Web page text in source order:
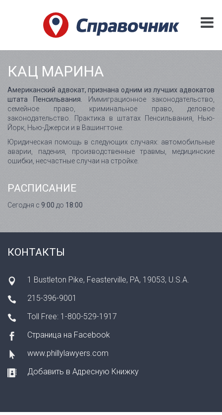
КАЦ МАРИНА
Американский адвокат, признана одним из лучших адвокатов
штата Пенсильвания.
Иммиграционное законодательство,
семейное право, криминальное право, деловое
законодательство. Практика в штатах Пенсильвания, Нью-
Йорк, Нью-Джерси и в Вашингтоне.
Юридическая помощь в следующих случаях: автомобильные
аварии, падения, производственные травмы, медицинские
ошибки, несчастные случаи на стройке.
РАСПИСАНИЕ
Сегодня с 9:00 до 18:00
КОНТАКТЫ
1 Bustleton Pike, Feasterville, PA, 19053, U.S.A.
215-396-9001
Toll Free: 1-800-529-1917
Страница на Facebook
www.phillylawyers.com
Добавить в Адресную Книжку